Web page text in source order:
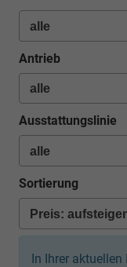
Antrieb
Ausstattungslinie
Sortierung
In Ihrer